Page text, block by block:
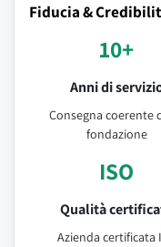
Fiducia &
10+
Anni di
Consegna coerente
fondazione
ISO
Qualità
Azienda certificata